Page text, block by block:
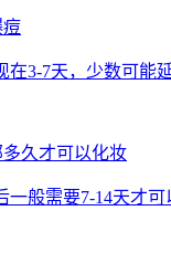
痘
在3-7天，少数可能
久才可以化妆
一般需要7-14天才可